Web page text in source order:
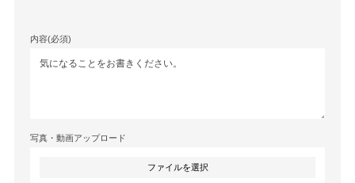
内容(必須)
写真・動画アップロード
ファイルを選択